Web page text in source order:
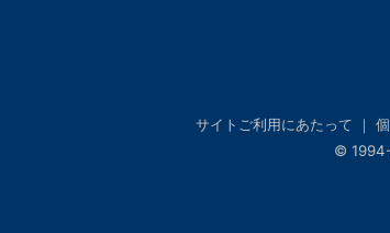
サイトご利用にあたって ｜
©